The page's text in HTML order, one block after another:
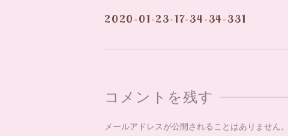
2020-01-23-17-34-34-331
コメントを残す
メールアドレスが公開されることはありません。